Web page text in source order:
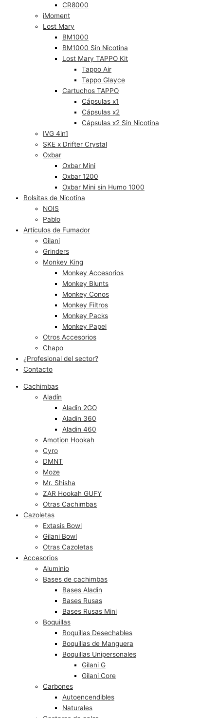
CR8000
iMoment
Lost Mary
BM1000
BM1000 Sin Nicotina
Lost Mary TAPPO Kit
Tappo Air
Tappo Glayce
Cartuchos TAPPO
Cápsulas x1
Cápsulas x2
Cápsulas x2 Sin Nicotina
IVG 4in1
SKE x Drifter Crystal
Oxbar
Oxbar Mini
Oxbar 1200
Oxbar Mini sin Humo 1000
Bolsitas de Nicotina
NOIS
Pablo
Artículos de Fumador
Gilani
Grinders
Monkey King
Monkey Accesorios
Monkey Blunts
Monkey Conos
Monkey Filtros
Monkey Packs
Monkey Papel
Otros Accesorios
Chapo
¿Profesional del sector?
Contacto
Cachimbas
Aladín
Aladin 2GO
Aladin 360
Aladin 460
Amotion Hookah
Cyro
DMNT
Moze
Mr. Shisha
ZAR Hookah GUFY
Otras Cachimbas
Cazoletas
Extasis Bowl
Gilani Bowl
Otras Cazoletas
Accesorios
Aluminio
Bases de cachimbas
Bases Aladin
Bases Rusas
Bases Rusas Mini
Boquillas
Boquillas Desechables
Boquillas de Manguera
Boquillas Unipersonales
Gilani G
Gilani Core
Carbones
Autoencendibles
Naturales